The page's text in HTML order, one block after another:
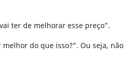
ter de melhorar esse preço”.
do que isso?”. Ou seja, não